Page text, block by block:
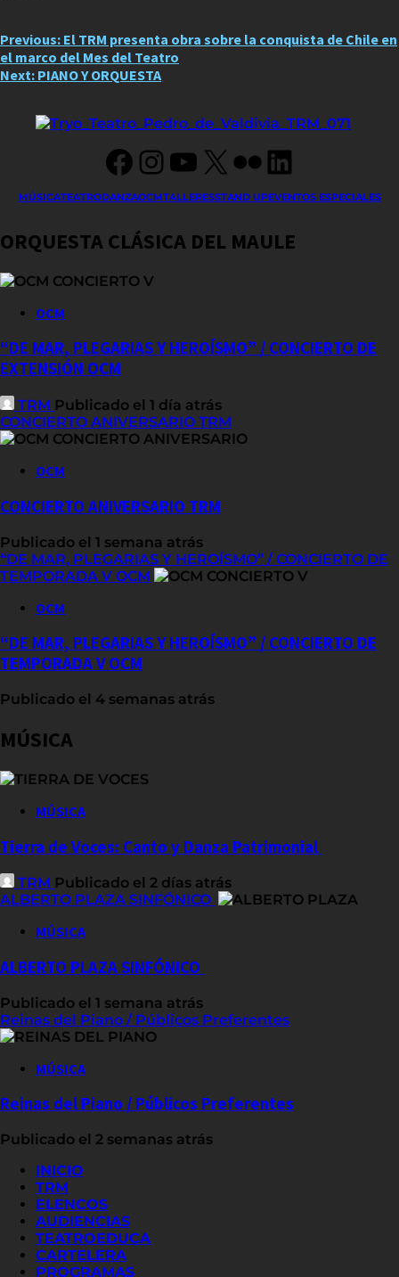
Post
navigation
Previous: El TRM presenta obra sobre la conquista de Chile en
el marco del Mes del Teatro
Next: PIANO Y ORQUESTA
Facebook
Instagram
YouTube
X FlickrLinkedIn
MÚSICATEATRODANZAOCMTALLERESSTAND UPEVENTOS ESPECIALES
ORQUESTA CLÁSICA DEL MAULE
OCM
“DE MAR, PLEGARIAS Y HEROÍSMO” / CONCIERTO DE
EXTENSIÓN OCM
TRM Publicado el 1 día atrás
CONCIERTO ANIVERSARIO TRM
OCM
CONCIERTO ANIVERSARIO TRM
Publicado el 1 semana atrás
“DE MAR, PLEGARIAS Y HEROÍSMO” / CONCIERTO DE
TEMPORADA V OCM
OCM
“DE MAR, PLEGARIAS Y HEROÍSMO” / CONCIERTO DE
TEMPORADA V OCM
Publicado el 4 semanas atrás
MÚSICA
MÚSICA
Tierra de Voces: Canto y Danza Patrimonial
TRM Publicado el 2 días atrás
ALBERTO PLAZA SINFÓNICO
MÚSICA
ALBERTO PLAZA SINFÓNICO
Publicado el 1 semana atrás
Reinas del Piano / Públicos Preferentes
MÚSICA
Reinas del Piano / Públicos Preferentes
Publicado el 2 semanas atrás
INICIO
TRM
ELENCOS
AUDIENCIAS
TEATROEDUCA
CARTELERA
PROGRAMAS